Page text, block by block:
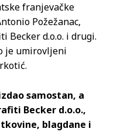
franjevačke
Požežanac,
Becker d.o.o. i drugi.
je umirovljeni
samostan, a
Becker d.o.o.,
blagdane i